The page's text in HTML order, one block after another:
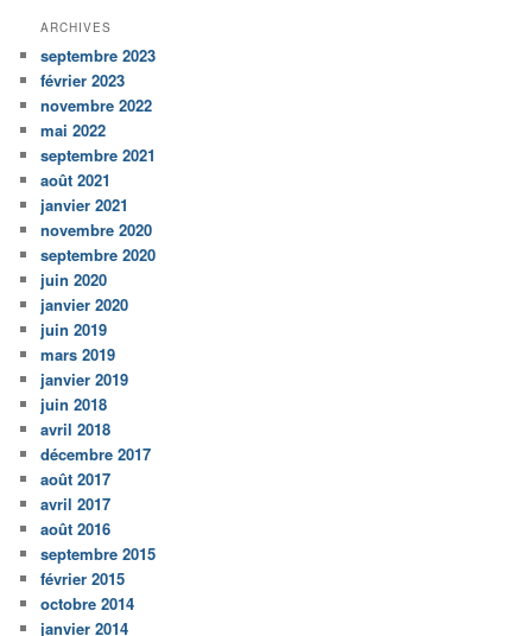
ARCHIVES
septembre 2023
février 2023
novembre 2022
mai 2022
septembre 2021
août 2021
janvier 2021
novembre 2020
septembre 2020
juin 2020
janvier 2020
juin 2019
mars 2019
janvier 2019
juin 2018
avril 2018
décembre 2017
août 2017
avril 2017
août 2016
septembre 2015
février 2015
octobre 2014
janvier 2014